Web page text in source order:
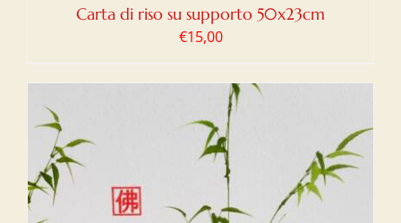
Carta di riso su supporto 50x23cm
€15,00